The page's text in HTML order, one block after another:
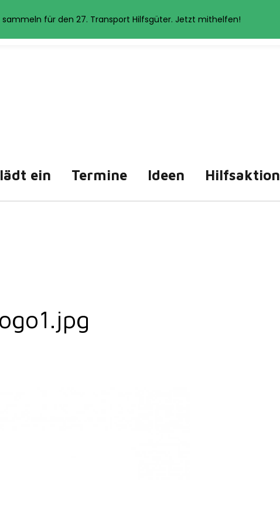
lädt ein Termine Ideen Hilfsaktion
sammeln für den 27. Transport Hilfsgüter. Jetzt mithelfen!